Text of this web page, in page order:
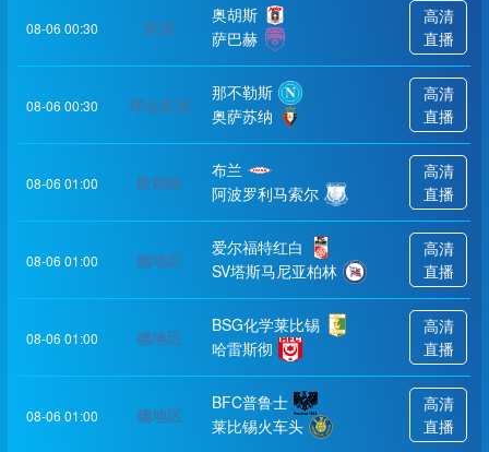
08-06 00:30 欧冠
奥胡斯
萨巴赫
高清
直播
08-06 00:30 球会友谊
那不勒斯
奥萨苏纳
高清
直播
08-06 01:00 欧协联
布兰
阿波罗利马索尔
高清
直播
08-06 01:00 德地区
爱尔福特红白
SV塔斯马尼亚柏林
高清
直播
08-06 01:00 德地区
BSG化学莱比锡
哈雷斯彻
高清
直播
08-06 01:00 德地区
BFC普鲁士
莱比锡火车头
高清
直播